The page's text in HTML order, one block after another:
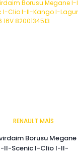
Sepete Ekle
RENAULT MAİS
Borusu Megane
II-Scenic I-Clio I-II-